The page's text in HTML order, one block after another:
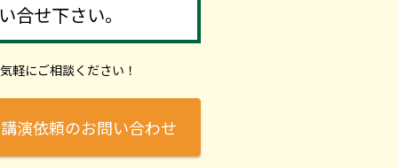
合せ下さい。
軽にご相談ください！
講演依頼のお問い合わせ